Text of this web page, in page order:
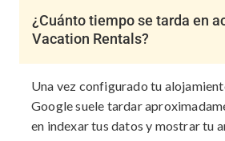
¿Cuánto tiempo se tarda en
Vacation Rentals?
Una vez configurado tu
Google suele tardar
en indexar tus datos y mostrar tu